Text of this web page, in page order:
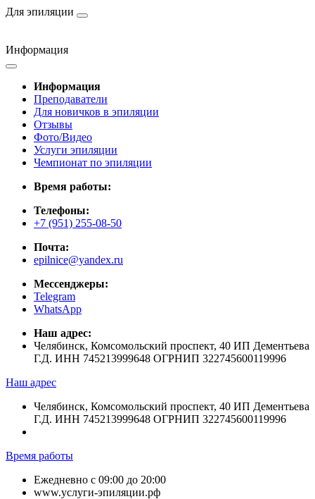
Для эпиляции
Информация
Информация
Преподаватели
Для новичков в эпиляции
Отзывы
Фото/Видео
Услуги эпиляции
Чемпионат по эпиляции
Время работы:
Телефоны:
+7 (951) 255-08-50
Почта:
epilnice@yandex.ru
Мессенджеры:
Telegram
WhatsApp
Наш адрес:
Челябинск, Комсомольский проспект, 40 ИП Дементьева
Г.Д. ИНН 745213999648 ОГРНИП 322745600119996
Наш адрес
Челябинск, Комсомольский проспект, 40 ИП Дементьева
Г.Д. ИНН 745213999648 ОГРНИП 322745600119996
Время работы
Ежедневно с 09:00 до 20:00
www.услуги-эпиляции.рф